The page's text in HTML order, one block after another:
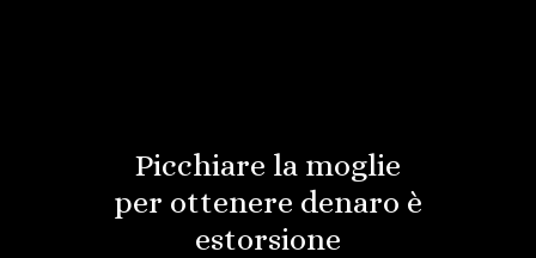
Picchiare la moglie
per ottenere denaro è
estorsione